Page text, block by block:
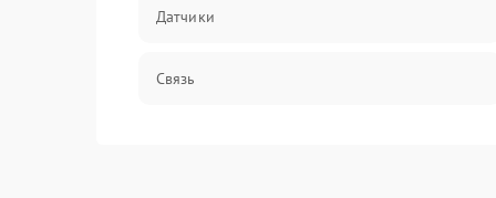
Датчики
Связь